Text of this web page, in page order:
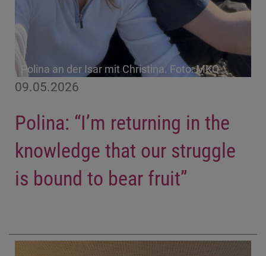
09.05.2026
Polina: “I’m returning in the
knowledge that our struggle
is bound to bear fruit”
Polina an der Isar mit Christina. Foto: MKQ